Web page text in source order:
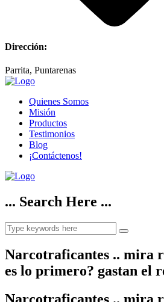
Dirección:
Parrita, Puntarenas
Quienes Somos
Misión
Productos
Testimonios
Blog
¡Contáctenos!
... Search Here ...
Narcotraficantes .. mira
es lo primero? gastan el
Narcotraficantes .. mira